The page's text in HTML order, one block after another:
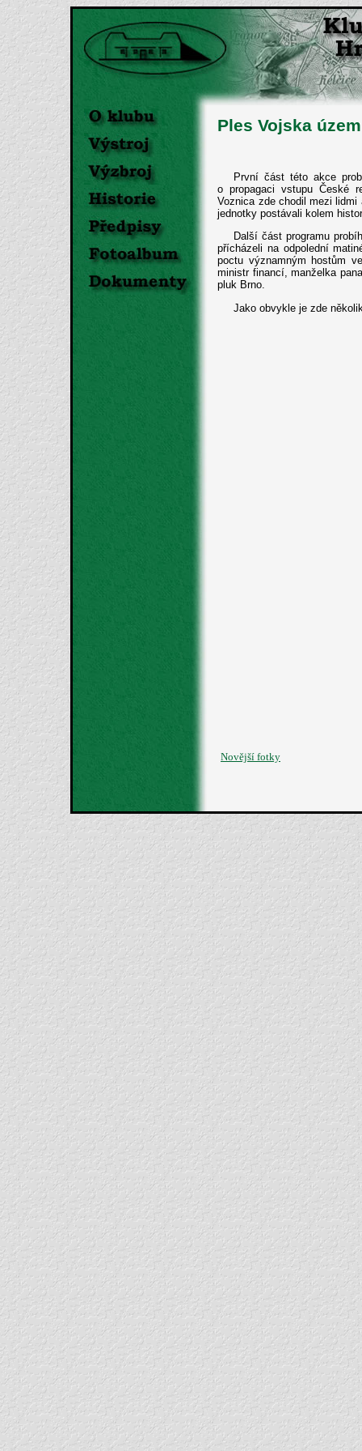
Ples Vojska
První část této akce
o propagaci vstupu České
Voznica zde chodil mezi
jednotky postávali kolem
Další část programu
přícházeli na odpolední
poctu významným hostům
ministr financí, manželka
pluk Brno.
Jako obvykle je zde
Novější fotky